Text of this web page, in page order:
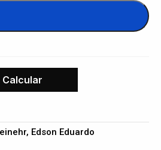
Edson Eduardo